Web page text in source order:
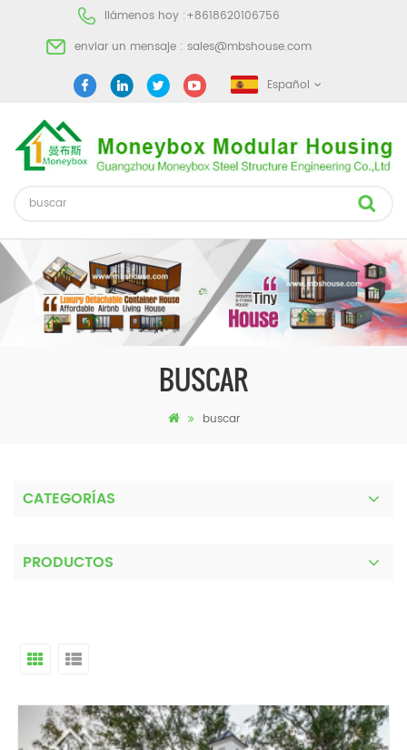
llámenos hoy :+8618620106756
enviar un mensaje : sales@mbshouse.com
Español
BUSCAR
buscar
CATEGORÍAS
PRODUCTOS